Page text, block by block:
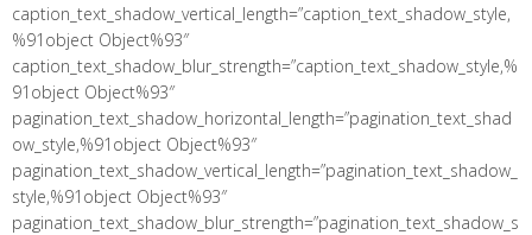
caption_text_shadow_vertical_length=”caption_text_shadow_style,
%91object Object%93″
caption_text_shadow_blur_strength=”caption_text_shadow_style,%
91object Object%93″
pagination_text_shadow_horizontal_length=”pagination_text_shad
ow_style,%91object Object%93″
pagination_text_shadow_vertical_length=”pagination_text_shadow_
style,%91object Object%93″
pagination_text_shadow_blur_strength=”pagination_text_shadow_s